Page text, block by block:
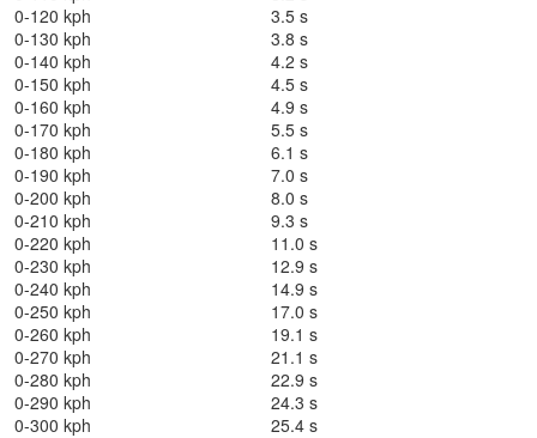
0-120 kph
3.5 s
0-130 kph
3.8 s
0-140 kph
4.2 s
0-150 kph
4.5 s
0-160 kph
4.9 s
0-170 kph
5.5 s
0-180 kph
6.1 s
0-190 kph
7.0 s
0-200 kph
8.0 s
0-210 kph
9.3 s
0-220 kph
11.0 s
0-230 kph
12.9 s
0-240 kph
14.9 s
0-250 kph
17.0 s
0-260 kph
19.1 s
0-270 kph
21.1 s
0-280 kph
22.9 s
0-290 kph
24.3 s
0-300 kph
25.4 s